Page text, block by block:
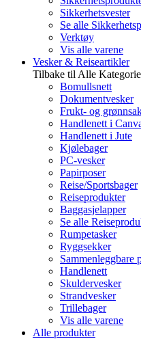
Sikkerhetsvester
Se alle
Verktøy
Vis alle varene
Vesker & Reiseartikler
Tilbake til Alle
Bomullsnett
Dokumentvesker
Frukt- og
Handlenett i
Handlenett i Jute
Kjølebager
PC-vesker
Papirposer
Reise/Sportsbager
Reiseprodukter
Baggasjelapper
Se alle
Rumpetasker
Ryggsekker
Sammenleggbare
Handlenett
Skuldervesker
Strandvesker
Trillebager
Vis alle varene
Alle produkter